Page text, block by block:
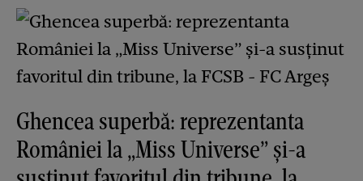
Ghencea superbă: reprezentanta
României la „Miss Universe” și-a